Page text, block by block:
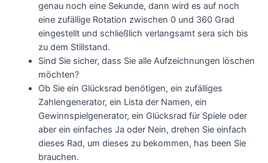
genau noch eine Sekunde, dann wird es auf noch
eine zufällige Rotation zwischen 0 und 360 Grad
eingestellt und schließlich verlangsamt sera sich bis
zu dem Stillstand.
Sind Sie sicher, dass Sie alle Aufzeichnungen löschen
möchten?
Ob Sie ein Glücksrad benötigen, ein zufälliges
Zahlengenerator, ein Lista der Namen, ein
Gewinnspielgenerator, ein Glücksrad für Spiele oder
aber ein einfaches Ja oder Nein, drehen Sie einfach
dieses Rad, um dieses zu bekommen, has been Sie
brauchen.